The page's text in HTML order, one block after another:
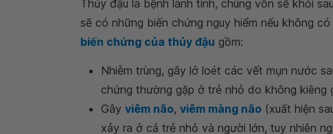
Thủy đậu là bệnh lành tính, chúng vốn sẽ khỏi
sẽ có những biến chứng nguy hiểm nếu không
biến chứng của thủy đậu gồm:
Nhiễm trùng, gây lở loét các vết mụn nước
chứng thường gặp ở trẻ nhỏ do không
Gây viêm não, viêm màng não (xuất hiện
xảy ra ở cả trẻ nhỏ và người lớn, tuy nhiên